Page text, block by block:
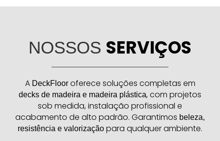
NOSSOS SERVIÇOS
A DeckFlooroferece soluções completas em
decks de madeira e madeira plástica, com projetos
sob medida, instalação profissional e
acabamento de alto padrão. Garantimos beleza,
resistência e valorização para qualquer ambiente.